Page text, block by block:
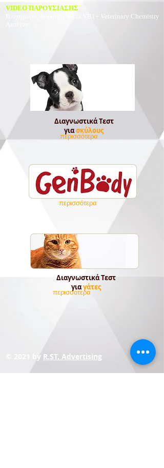
VIDEO ΠΑΡΟΥΣΙΑΣΗΣ
skyla VB1+ Veterinary Chemistry
Διαγνωστικά Τεστ
γιασκύλους
περισσότερα
περισσότερα
Διαγνωστικά Τεστ
γιαγάτες
περισσότερα
© 2021 by R.ST. Advertising